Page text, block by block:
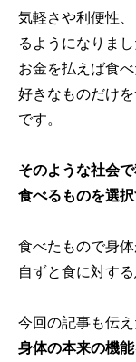
気軽さや利便性
るようになりまし
お金を払えば食
好きなものだけ
です。
そのような社会で
食べるものを選
食べたもので身
自ずと食に対す
今回の記事も伝え
身体の本来の機能